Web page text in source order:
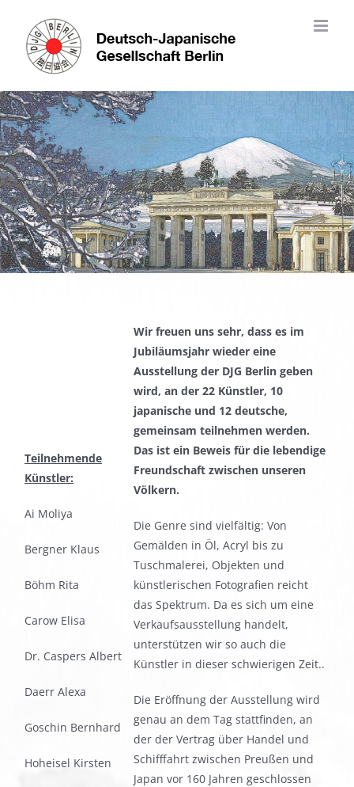
content
Teilnehmende
Künstler:
Ai Moliya
Bergner Klaus
Böhm Rita
Carow Elisa
Dr. Caspers Albert
Daerr Alexa
Goschin Bernhard
Hoheisel Kirsten
Wir freuen uns sehr, dass es im
Jubiläumsjahr wieder eine
Ausstellung der DJG Berlin geben
wird, an der 22 Künstler, 10
japanische und 12 deutsche,
gemeinsam teilnehmen werden.
Das ist ein Beweis für die lebendige
Freundschaft zwischen unseren
Völkern.
Die Genre sind vielfältig: Von
Gemälden in Öl, Acryl bis zu
Tuschmalerei, Objekten und
künstlerischen Fotografien reicht
das Spektrum. Da es sich um eine
Verkaufsausstellung handelt,
unterstützen wir so auch die
Künstler in dieser schwierigen Zeit..
Die Eröffnung der Ausstellung wird
genau an dem Tag stattfinden, an
der der Vertrag über Handel und
Schifffahrt zwischen Preußen und
Japan vor 160 Jahren geschlossen